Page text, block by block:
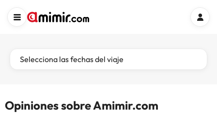
Selecciona las fechas del viaje
Opiniones sobre Amimir.com